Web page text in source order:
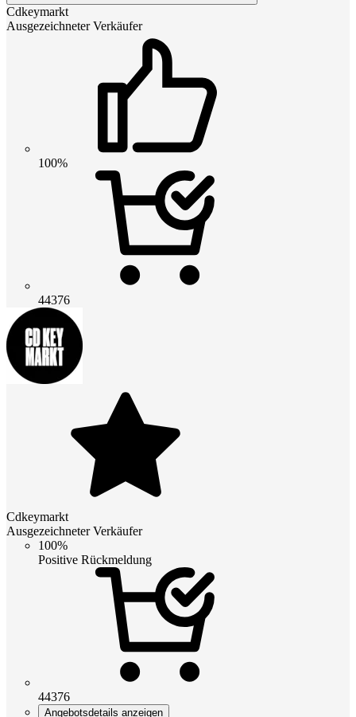
Cdkeymarkt
Ausgezeichneter Verkäufer
100%
44376
Cdkeymarkt
Ausgezeichneter Verkäufer
100%
Positive Rückmeldung
44376
Angebotsdetails anzeigen